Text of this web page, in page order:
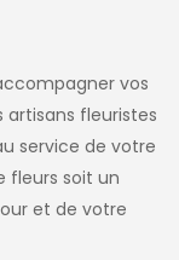
vos
artisans fleuristes
service de votre
fleurs soit un
et de votre